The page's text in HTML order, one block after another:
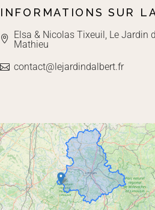
INFORMATIONS SUR
Elsa & Nicolas Tixeuil, Le Jardin
Mathieu
contact@lejardindalbert.fr